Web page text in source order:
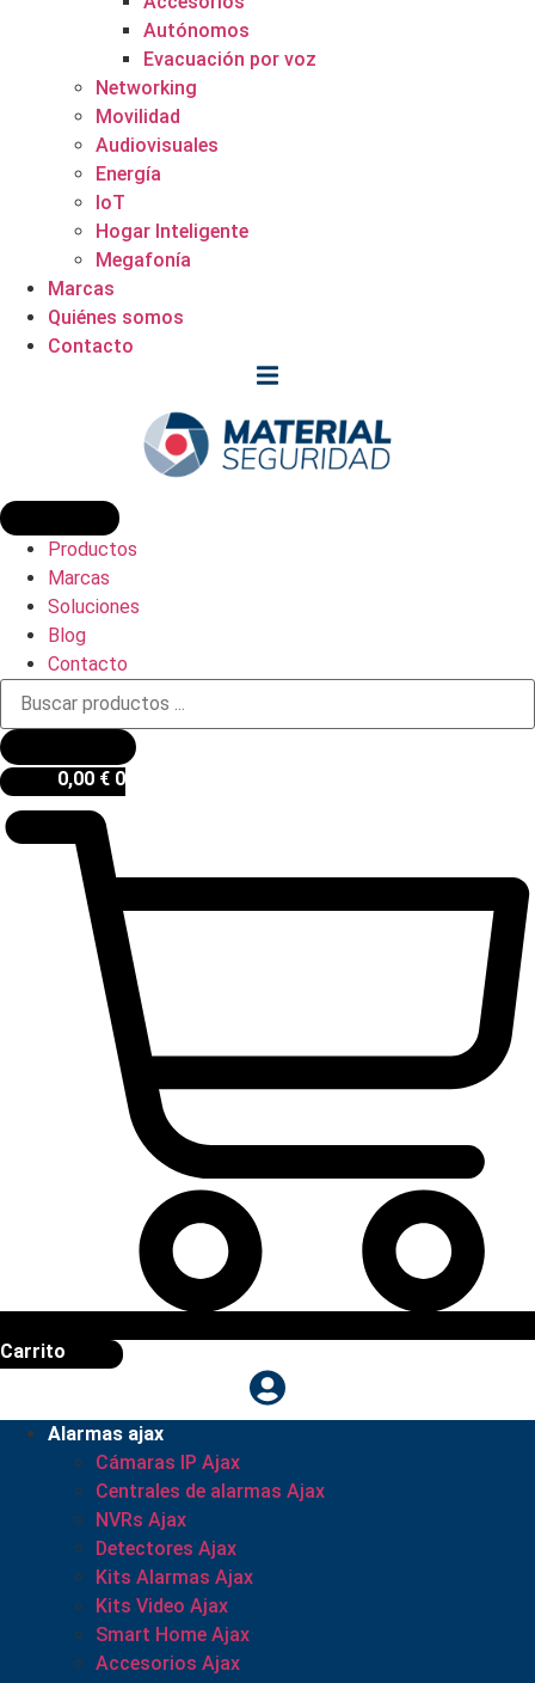
Autónomos
Evacuación por voz
Networking
Movilidad
Audiovisuales
Energía
IoT
Hogar Inteligente
Megafonía
Marcas
Quiénes somos
Contacto
Productos
Marcas
Soluciones
Blog
Contacto
Búsqueda
productos
0,00 € 0
Carrito
Alarmas ajax
Cámaras IP Ajax
Centrales de alarmas Ajax
NVRs Ajax
Detectores Ajax
Kits Alarmas Ajax
Kits Video Ajax
Smart Home Ajax
Accesorios Ajax